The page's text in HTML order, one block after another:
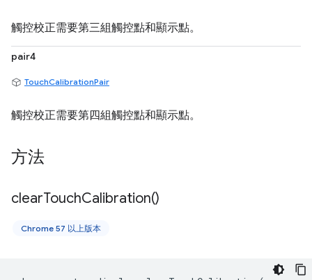
觸控校正需要第三組觸控點和顯示點。
pair4
TouchCalibrationPair
觸控校正需要第四組觸控點和顯示點。
方法
clearTouchCalibration()
Chrome 57 以上版本